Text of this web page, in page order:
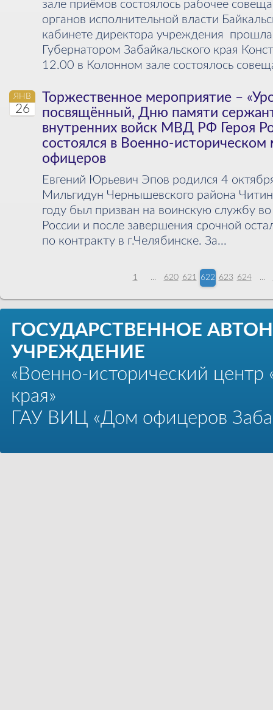
зале приёмов состоялось рабочее
органов исполнительной власти
кабинете директора учреждения прошла
Губернатором Забайкальского края
12.00 в Колонном зале состоялось
ЯНВ
26
Торжественное мероприятие –
посвящённый, Дню памяти
внутренних войск МВД РФ Героя
состоялся в Военно-
офицеров
Евгений Юрьевич Эпов родился 4
Мильгидун Чернышевского района
году был призван на воинскую службу
России и после завершения срочной
по контракту в г.Челябинске. За...
1 ... 620 621 622 623 624 ...
ГОСУДАРСТВЕННОЕ
УЧРЕЖДЕНИЕ
«Военно-исторический
края»
ГАУ ВИЦ «Дом офицеров